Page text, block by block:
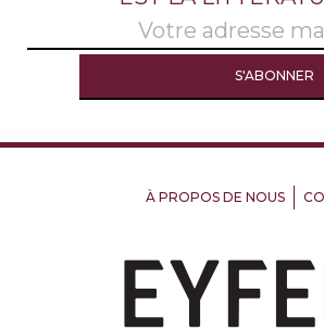
À PROPOS DE NOUS